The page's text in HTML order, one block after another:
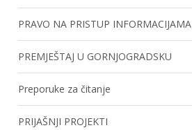
PRAVO NA PRISTUP INFORMACIJAMA
PREMJEŠTAJ U GORNJOGRADSKU
Preporuke za čitanje
PRIJAŠNJI PROJEKTI